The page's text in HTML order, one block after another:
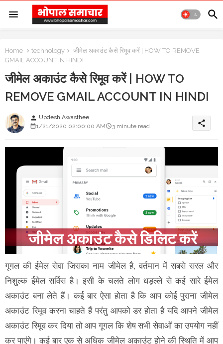
Home technology
जीमेल अकाउंट कैसे रिमूव करें | HOW TO REMOVE
GMAIL ACCOUNT IN HINDI
जीमेल अकाउंट कैसे रिमूव करें | HOW TO
REMOVE GMAIL ACCOUNT IN HINDI
person Updesh Awasthee
1/21/2020 02:00:00 AM
3 minute read share
गूगल की ईमेल सेवा जिसका नाम जीमेल है, वर्तमान में सबसे सरल और
निशुल्क ईमेल सर्विस है। इसी के चलते लोग धड़ल्ले से कई सारे ईमेल
अकाउंट बना लेते हैं। कई बार ऐसा होता है कि आप कोई पुराना जीमेल
अकाउंट रिमूव करना चाहते हैं परंतु आपको डर होता है यदि आपने जीमेल
अकाउंट रिमूव कर दिया तो आप गूगल कि शेष सभी सेवाओं का उपयोग नहीं
कर पाएंगे। कई बार एक से अधिक जीमेल अकाउंट होने की स्थिति में आप